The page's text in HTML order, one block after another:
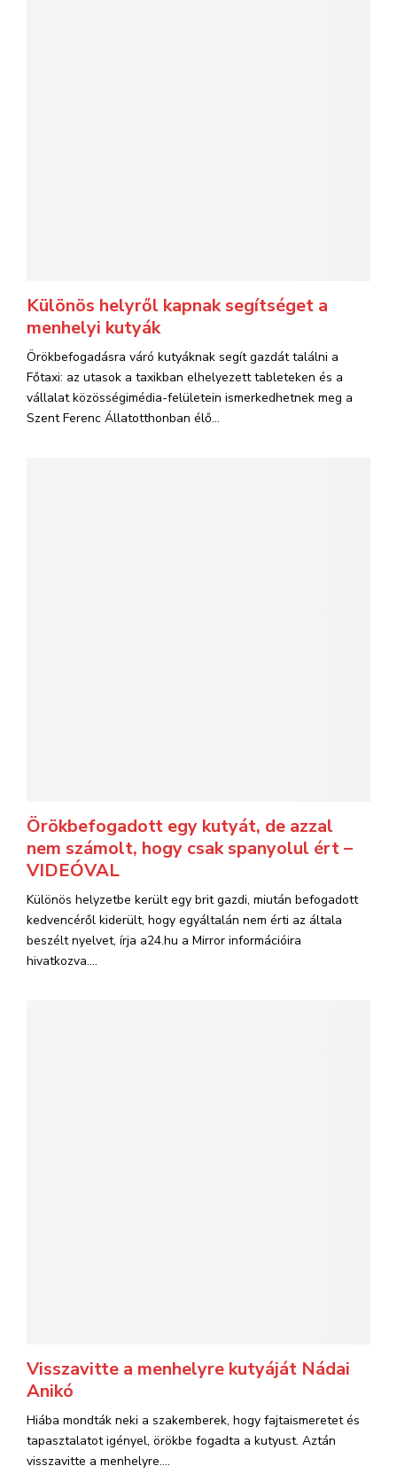
Különös helyről kapnak segítséget a
menhelyi kutyák
Örökbefogadásra váró kutyáknak segít gazdát találni a
Főtaxi: az utasok a taxikban elhelyezett tableteken és a
vállalat közösségimédia-felületein ismerkedhetnek meg a
Szent Ferenc Állatotthonban élő...
Örökbefogadott egy kutyát, de azzal
nem számolt, hogy csak spanyolul ért –
VIDEÓVAL
Különös helyzetbe került egy brit gazdi, miután befogadott
kedvencéről kiderült, hogy egyáltalán nem érti az általa
beszélt nyelvet, írja a24.hu a Mirror információira
hivatkozva....
Visszavitte a menhelyre kutyáját Nádai
Anikó
Hiába mondták neki a szakemberek, hogy fajtaismeretet és
tapasztalatot igényel, örökbe fogadta a kutyust. Aztán
visszavitte a menhelyre....